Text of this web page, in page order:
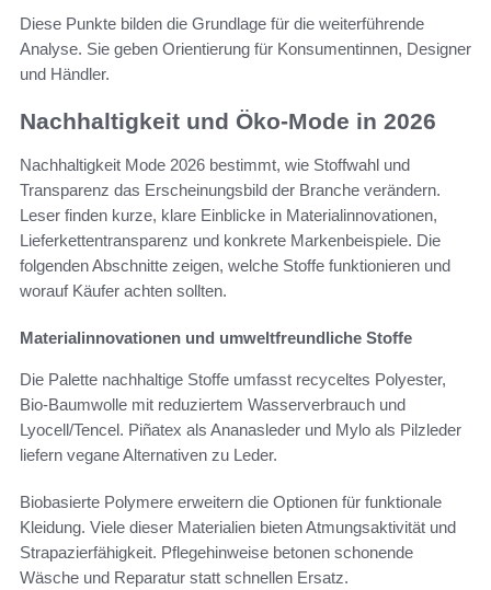
Diese Punkte bilden die Grundlage für die weiterführende
Analyse. Sie geben Orientierung für Konsumentinnen, Designer
und Händler.
Nachhaltigkeit und Öko-Mode in 2026
Nachhaltigkeit Mode 2026 bestimmt, wie Stoffwahl und
Transparenz das Erscheinungsbild der Branche verändern.
Leser finden kurze, klare Einblicke in Materialinnovationen,
Lieferkettentransparenz und konkrete Markenbeispiele. Die
folgenden Abschnitte zeigen, welche Stoffe funktionieren und
worauf Käufer achten sollten.
Materialinnovationen und umweltfreundliche Stoffe
Die Palette nachhaltige Stoffe umfasst recyceltes Polyester,
Bio-Baumwolle mit reduziertem Wasserverbrauch und
Lyocell/Tencel. Piñatex als Ananasleder und Mylo als Pilzleder
liefern vegane Alternativen zu Leder.
Biobasierte Polymere erweitern die Optionen für funktionale
Kleidung. Viele dieser Materialien bieten Atmungsaktivität und
Strapazierfähigkeit. Pflegehinweise betonen schonende
Wäsche und Reparatur statt schnellen Ersatz.